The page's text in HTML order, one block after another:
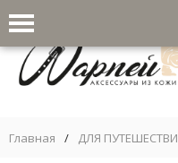
Главная / ДЛЯ